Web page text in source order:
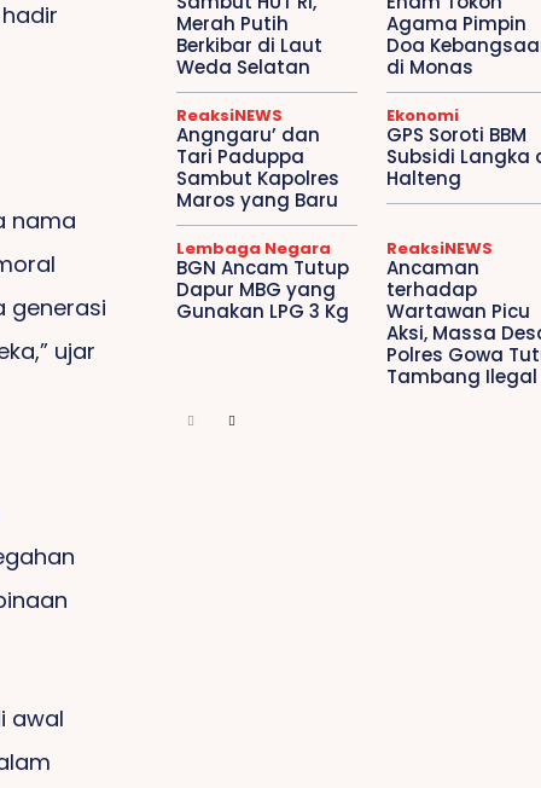
nama
generasi
ujar
awal
Merah Putih
Berkibar di Laut
Weda Selatan
Agama Pimpin
Doa
di Monas
ReaksiNEWS
Angngaru’ dan
Tari Paduppa
Sambut Kapolres
Maros yang Baru
Ekonomi
GPS Soroti BBM
Subsidi Langka
Halteng
Lembaga Negara
BGN Ancam Tutup
Dapur MBG yang
Gunakan LPG 3 Kg
ReaksiNEWS
Ancaman
terhadap
Wartawan Picu
Aksi, Massa
Polres Gowa
Tambang Ilegal